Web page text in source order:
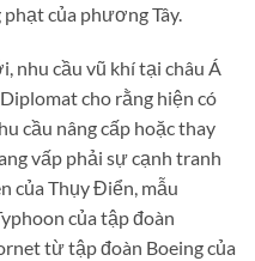
của phương Tây.
nhu cầu vũ khí tại châu Á
cho rằng hiện có
cầu nâng cấp hoặc thay
vấp phải sự cạnh tranh
của Thụy Điển, mẫu
của tập đoàn
từ tập đoàn Boeing của